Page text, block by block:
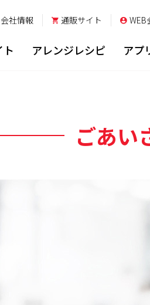
会社情報 通販サイト WEB
アレンジレシピ アプ
ごあい